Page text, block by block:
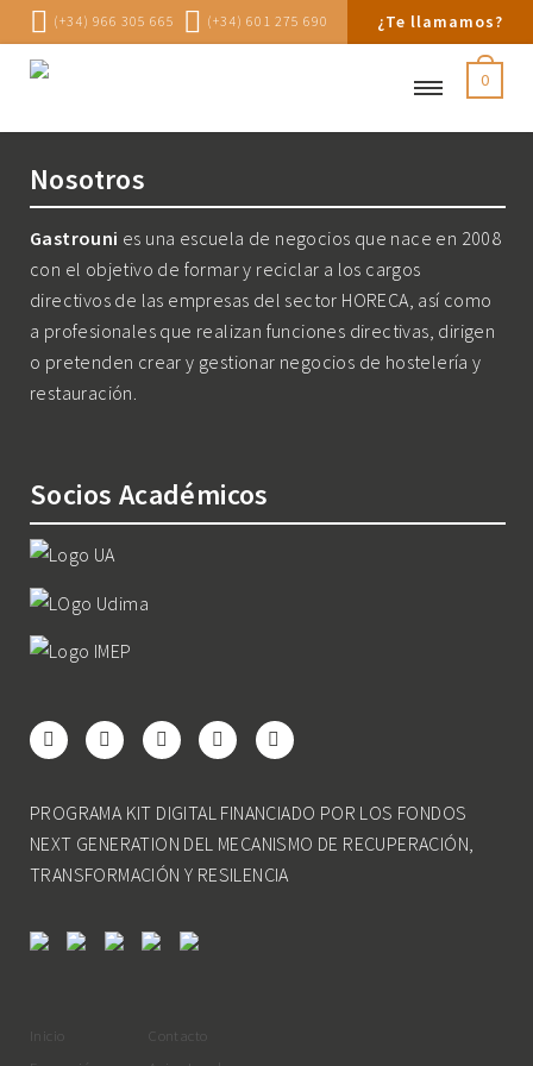
(+34) 966 305 665 (+34) 601 275 690 ¿Te llamamos?
0
Nosotros
Gastrouni es una escuela de negocios que nace en 2008
con el objetivo de formar y reciclar a los cargos
directivos de las empresas del sector HORECA, así como
a profesionales que realizan funciones directivas, dirigen
o pretenden crear y gestionar negocios de hostelería y
restauración.
Socios Académicos
PROGRAMA KIT DIGITAL FINANCIADO POR LOS FONDOS
NEXT GENERATION DEL MECANISMO DE RECUPERACIÓN,
TRANSFORMACIÓN Y RESILENCIA
Inicio
Contacto